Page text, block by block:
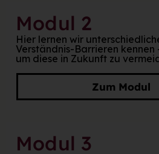
Modul 2
Hier lernen wir
Verständnis-Barrieren kennen
um diese in Zukunft zu
Zum Modul
Modul 3